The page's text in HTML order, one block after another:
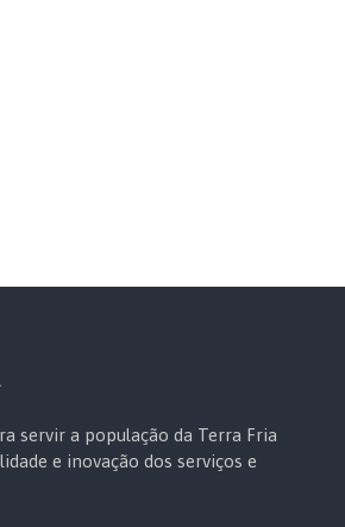
servir a população da Terra Fria
e inovação dos serviços e